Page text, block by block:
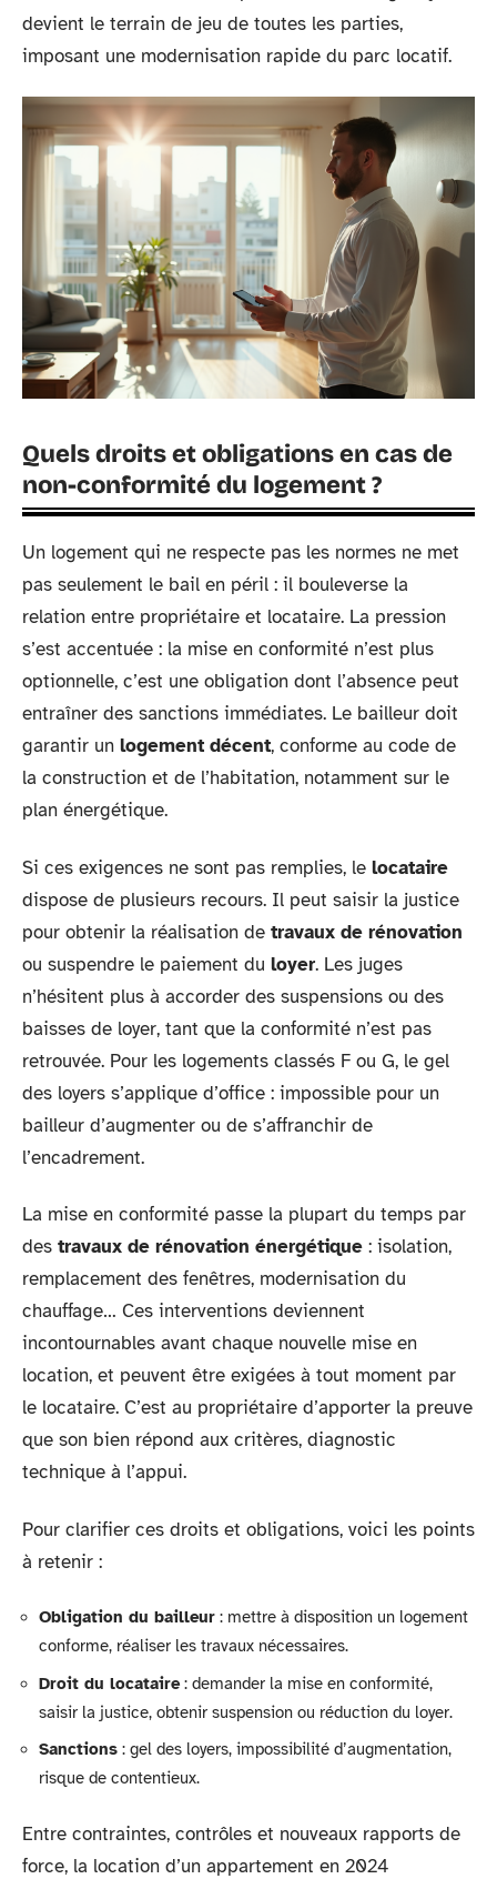
devient le terrain de jeu de toutes les parties,
imposant une modernisation rapide du parc locatif.
Quels droits et obligations en cas de
non-conformité du logement ?
Un logement qui ne respecte pas les normes ne met
pas seulement le bail en péril : il bouleverse la
relation entre propriétaire et locataire. La pression
s’est accentuée : la mise en conformité n’est plus
optionnelle, c’est une obligation dont l’absence peut
entraîner des sanctions immédiates. Le bailleur doit
garantir un logement décent, conforme au code de
la construction et de l’habitation, notamment sur le
plan énergétique.
Si ces exigences ne sont pas remplies, le locataire
dispose de plusieurs recours. Il peut saisir la justice
pour obtenir la réalisation de travaux de rénovation
ou suspendre le paiement du loyer. Les juges
n’hésitent plus à accorder des suspensions ou des
baisses de loyer, tant que la conformité n’est pas
retrouvée. Pour les logements classés F ou G, le gel
des loyers s’applique d’office : impossible pour un
bailleur d’augmenter ou de s’affranchir de
l’encadrement.
La mise en conformité passe la plupart du temps par
des travaux de rénovation énergétique : isolation,
remplacement des fenêtres, modernisation du
chauffage… Ces interventions deviennent
incontournables avant chaque nouvelle mise en
location, et peuvent être exigées à tout moment par
le locataire. C’est au propriétaire d’apporter la preuve
que son bien répond aux critères, diagnostic
technique à l’appui.
Pour clarifier ces droits et obligations, voici les points
à retenir :
Obligation du bailleur : mettre à disposition un logement
conforme, réaliser les travaux nécessaires.
Droit du locataire: demander la mise en conformité,
saisir la justice, obtenir suspension ou réduction du loyer.
Sanctions : gel des loyers, impossibilité d’augmentation,
risque de contentieux.
Entre contraintes, contrôles et nouveaux rapports de
force, la location d’un appartement en 2024